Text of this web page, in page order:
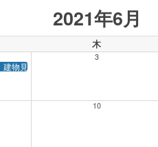
2021年6月
木
物見学会
3
10